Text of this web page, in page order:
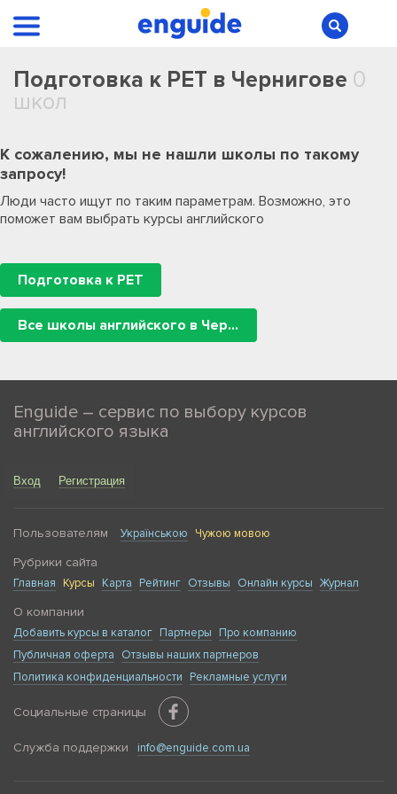
Подготовка к PET в Чернигове 0
школ
К сожалению, мы не нашли школы по такому
запросу!
Люди часто ищут по таким параметрам. Возможно, это
поможет вам выбрать курсы английского
Подготовка к PET
Все школы английского в Чернигове
Enguide – сервис по выбору курсов
английского языка
Вход Регистрация
Пользователям Українською Чужою мовою
Рубрики сайта
Главная Курсы Карта Рейтинг Отзывы Онлайн курсы Журнал
О компании
Добавить курсы в каталог Партнеры
Про компанию
Публичная оферта
Отзывы наших партнеров
Политика конфиденциальности
Рекламные услуги
Социальные страницы
Служба поддержки info@enguide.com.ua